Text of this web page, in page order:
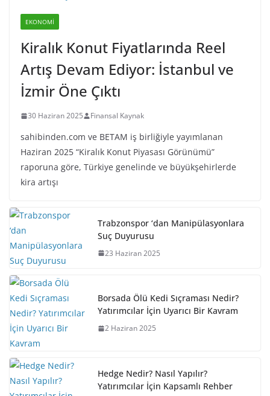
EKONOMI
Kiralık Konut Fiyatlarında Reel
Artış Devam Ediyor: İstanbul ve
İzmir Öne Çıktı
30 Haziran 2025 Finansal Kaynak
sahibinden.com ve BETAM iş birliğiyle yayımlanan
Haziran 2025 “Kiralık Konut Piyasası Görünümü”
raporuna göre, Türkiye genelinde ve büyükşehirlerde
kira artışı
Trabzonspor ‘dan Manipülasyonlara
Suç Duyurusu
23 Haziran 2025
Borsada Ölü Kedi Sıçraması Nedir?
Yatırımcılar İçin Uyarıcı Bir Kavram
2 Haziran 2025
Hedge Nedir? Nasıl Yapılır?
Yatırımcılar İçin Kapsamlı Rehber